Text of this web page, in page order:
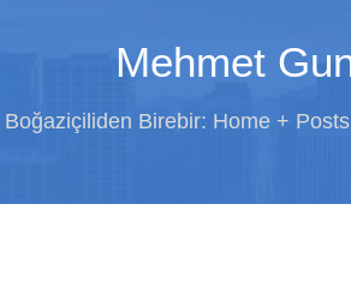
Mehmet
Boğaziçiliden Birebir: Home Posts